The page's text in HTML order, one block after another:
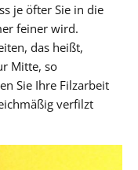
je öfter Sie in die
feiner wird.
das heißt,
Mitte, so
Sie Ihre Filzarbeit
verfilzt